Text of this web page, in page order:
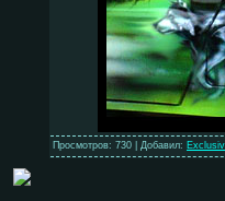
Просмотров: 730 | Добавил: